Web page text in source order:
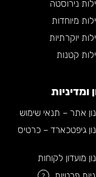
נירוסטה
מיוחדות
יוקרתיות
קטנות
ומדיניות
אתר – תנאי שימוש
גיפטכארד – כרטיס
מועדון לקוחות
?